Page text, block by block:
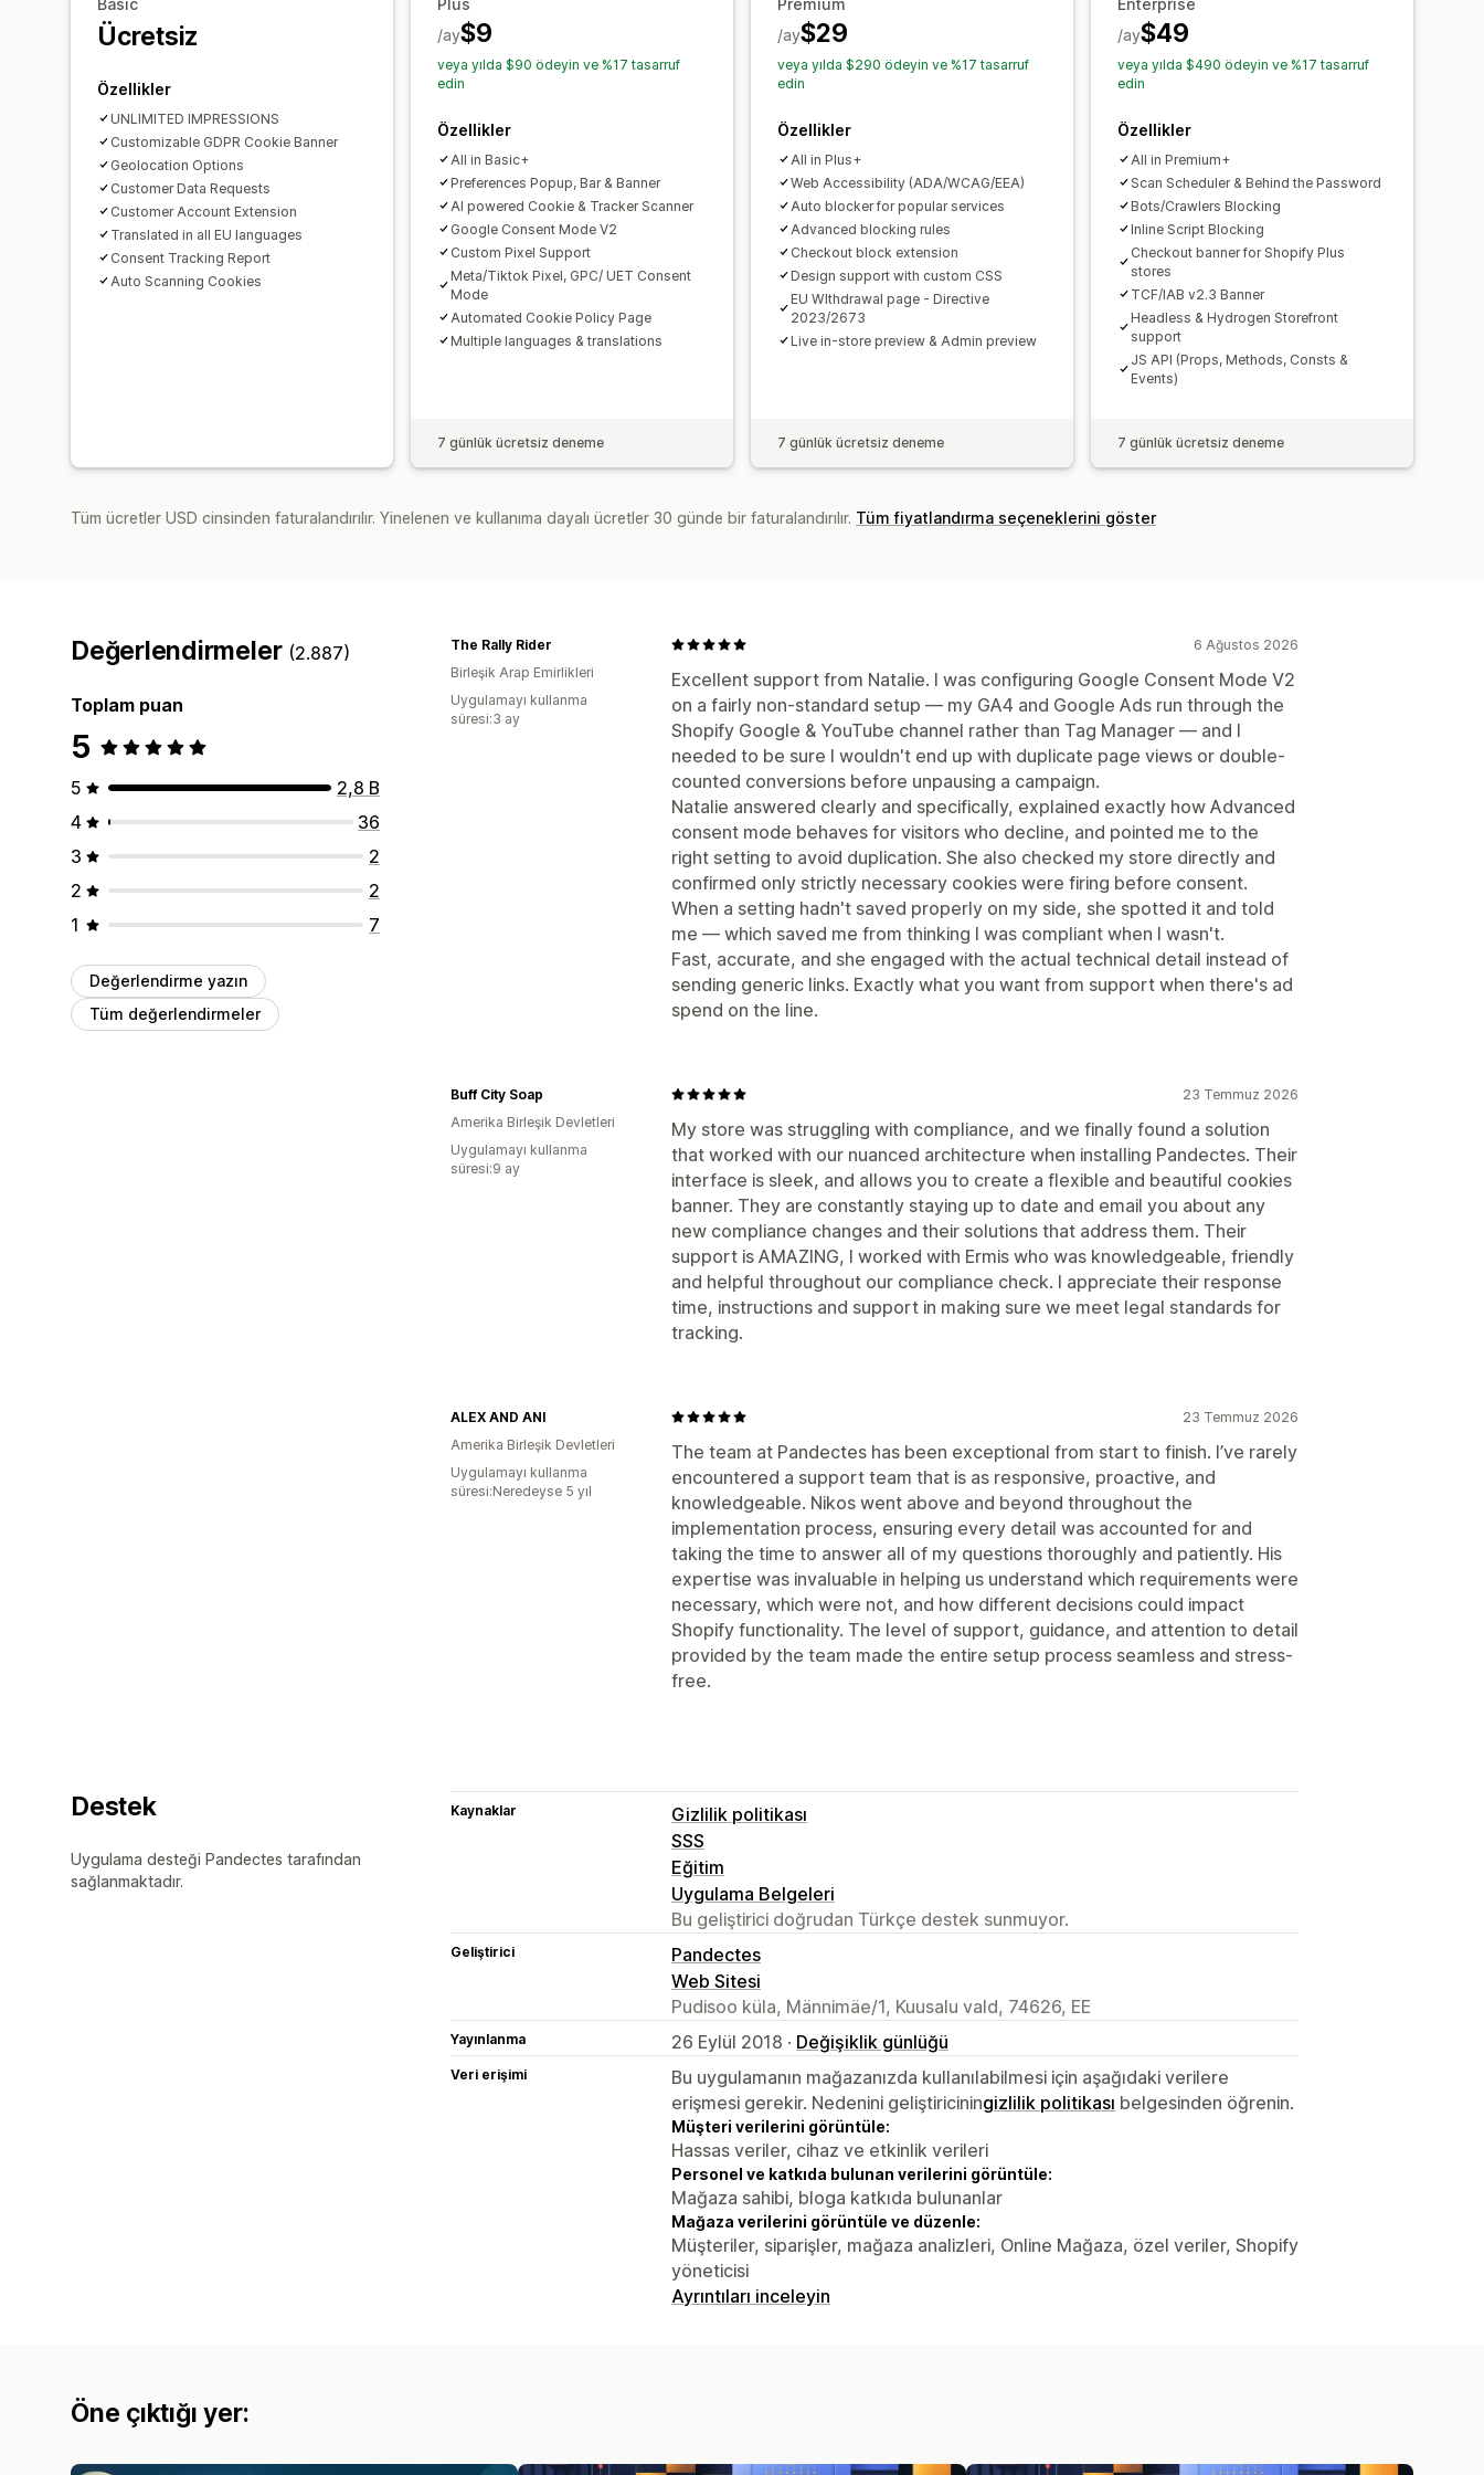
PIPEDA POPIA
Ücretsiz
Özellikler
UNLIMITED IMPRESSIONS
Customizable GDPR Cookie Banner
Geolocation Options
Customer Data Requests
Customer Account Extension
Translated in all EU languages
Consent Tracking Report
Auto Scanning Cookies
$9
/ay
veya yılda $90 ödeyin ve %17 tasarruf
edin
Özellikler
All in Basic+
Preferences Popup, Bar & Banner
AI powered Cookie & Tracker Scanner
Google Consent Mode V2
Custom Pixel Support
Meta/Tiktok Pixel, GPC/ UET Consent
Mode
Automated Cookie Policy Page
Multiple languages & translations
7 günlük ücretsiz deneme
$29
/ay
veya yılda $290 ödeyin ve %17 tasarruf
edin
Özellikler
All in Plus+
Web Accessibility (ADA/WCAG/EEA)
Auto blocker for popular services
Advanced blocking rules
Checkout block extension
Design support with custom CSS
EU WIthdrawal page - Directive
2023/2673
Live in-store preview & Admin preview
7 günlük ücretsiz deneme
$49
/ay
veya yılda $490 ödeyin ve %17 tasarruf
edin
Özellikler
All in Premium+
Scan Scheduler & Behind the Password
Bots/Crawlers Blocking
Inline Script Blocking
Checkout banner for Shopify Plus
stores
TCF/IAB v2.3 Banner
Headless & Hydrogen Storefront
support
JS API (Props, Methods, Consts &
Events)
7 günlük ücretsiz deneme
Tüm ücretler USD cinsinden faturalandırılır. Yinelenen ve kullanıma dayalı ücretler 30 günde bir faturalandırılır. Tüm fiyatlandırma seçeneklerini göster
Değerlendirmeler (2.887)
Toplam puan
5
5
2,8 B
4
36
3
2
2
2
1
7
Değerlendirme yazın
Tüm değerlendirmeler
6 Ağustos 2026
Excellent support from Natalie. I was configuring Google Consent Mode V2
on a fairly non-standard setup — my GA4 and Google Ads run through the
Shopify Google & YouTube channel rather than Tag Manager — and I
needed to be sure I wouldn't end up with duplicate page views or double-
counted conversions before unpausing a campaign.
Natalie answered clearly and specifically, explained exactly how Advanced
consent mode behaves for visitors who decline, and pointed me to the
right setting to avoid duplication. She also checked my store directly and
confirmed only strictly necessary cookies were firing before consent.
When a setting hadn't saved properly on my side, she spotted it and told
me — which saved me from thinking I was compliant when I wasn't.
Fast, accurate, and she engaged with the actual technical detail instead of
sending generic links. Exactly what you want from support when there's ad
spend on the line.
The Rally Rider
Birleşik Arap Emirlikleri
Uygulamayı kullanma
süresi:3 ay
23 Temmuz 2026
My store was struggling with compliance, and we finally found a solution
that worked with our nuanced architecture when installing Pandectes. Their
interface is sleek, and allows you to create a flexible and beautiful cookies
banner. They are constantly staying up to date and email you about any
new compliance changes and their solutions that address them. Their
support is AMAZING, I worked with Ermis who was knowledgeable, friendly
and helpful throughout our compliance check. I appreciate their response
time, instructions and support in making sure we meet legal standards for
tracking.
Buff City Soap
Amerika Birleşik Devletleri
Uygulamayı kullanma
süresi:9 ay
23 Temmuz 2026
The team at Pandectes has been exceptional from start to finish. I’ve rarely
encountered a support team that is as responsive, proactive, and
knowledgeable. Nikos went above and beyond throughout the
implementation process, ensuring every detail was accounted for and
taking the time to answer all of my questions thoroughly and patiently. His
expertise was invaluable in helping us understand which requirements were
necessary, which were not, and how different decisions could impact
Shopify functionality. The level of support, guidance, and attention to detail
provided by the team made the entire setup process seamless and stress-
free.
ALEX AND ANI
Amerika Birleşik Devletleri
Uygulamayı kullanma
süresi:Neredeyse 5 yıl
Destek
Uygulama desteği Pandectes tarafından
sağlanmaktadır.
Kaynaklar
Gizlilik politikası
SSS
Eğitim
Uygulama Belgeleri
Bu geliştirici doğrudan Türkçe destek sunmuyor.
Geliştirici
Pandectes
Web Sitesi
Pudisoo küla, Männimäe/1, Kuusalu vald, 74626, EE
Yayınlanma 26 Eylül 2018 · Değişiklik günlüğü
Veri erişimi
Bu uygulamanın mağazanızda kullanılabilmesi için aşağıdaki verilere
erişmesi gerekir. Nedenini geliştiriciningizlilik politikası belgesinden öğrenin.
Müşteri verilerini görüntüle:
Hassas veriler, cihaz ve etkinlik verileri
Personel ve katkıda bulunan verilerini görüntüle:
Mağaza sahibi, bloga katkıda bulunanlar
Mağaza verilerini görüntüle ve düzenle:
Müşteriler, siparişler, mağaza analizleri, Online Mağaza, özel veriler, Shopify
yöneticisi
Ayrıntıları inceleyin
Öne çıktığı yer: